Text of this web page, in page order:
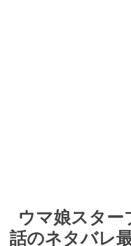
ウマ娘スタ
話のネタバレ